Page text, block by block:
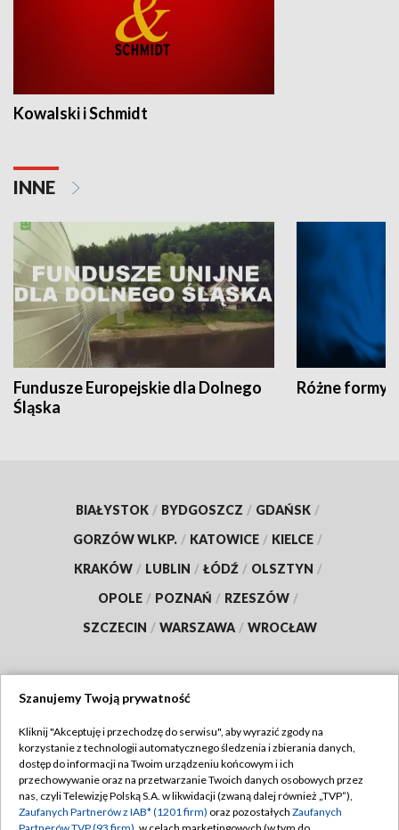
Kowalski i Schmidt
INNE
Fundusze Europejskie dla Dolnego
Śląska
Różne formy
BIAŁYSTOK / BYDGOSZCZ / GDAŃSK /
GORZÓW WLKP. / KATOWICE / KIELCE /
KRAKÓW / LUBLIN / ŁÓDŹ / OLSZTYN /
OPOLE / POZNAŃ / RZESZÓW /
SZCZECIN / WARSZAWA / WROCŁAW
TVP
Abonament TVP
Emisja w TVP
Regulamin TVP
Polityka prywatności
Szanujemy Twoją prywatność
Kliknij "Akceptuję i przechodzę do serwisu", aby wyrazić zgody na
korzystanie z technologii automatycznego śledzenia i zbierania danych,
dostęp do informacji na Twoim urządzeniu końcowym i ich
przechowywanie oraz na przetwarzanie Twoich danych osobowych przez
nas, czyli Telewizję Polską S.A. w likwidacji (zwaną dalej również „TVP”),
Zaufanych Partnerów z IAB* (1201 firm) oraz pozostałych Zaufanych